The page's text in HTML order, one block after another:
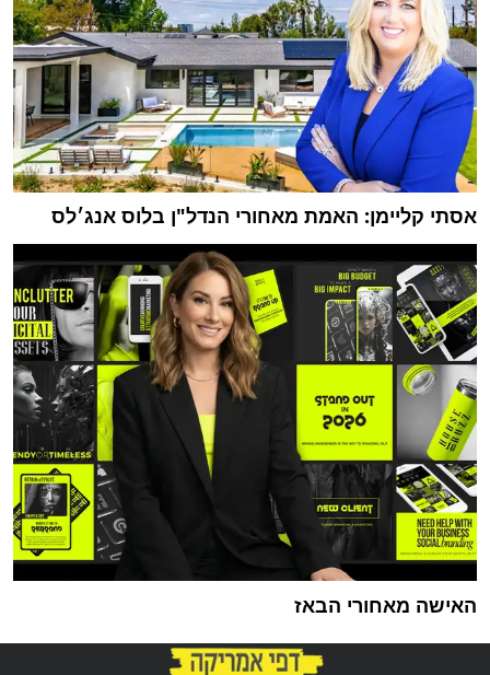
אסתי קליימן: האמת מאחורי הנדל"ן בלוס אנג׳לס
האישה מאחורי הבאז